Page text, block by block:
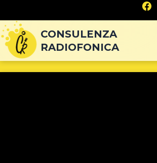
CONSULENZA
RADIOFONICA